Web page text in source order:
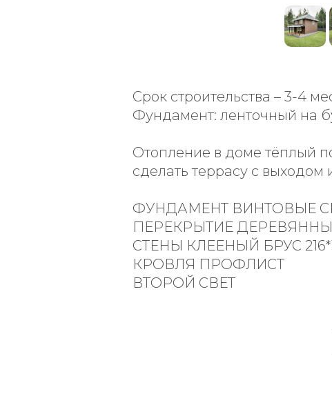
Срок строительства – 3-4
Фундамент: ленточный на
Отопление в доме тёплый
сделать террасу с выходом
ФУНДАМЕНТ ВИНТОВЫЕ
ПЕРЕКРЫТИЕ
СТЕНЫ КЛЕЕНЫЙ БРУС
КРОВЛЯ ПРОФЛИСТ
ВТОРОЙ СВЕТ